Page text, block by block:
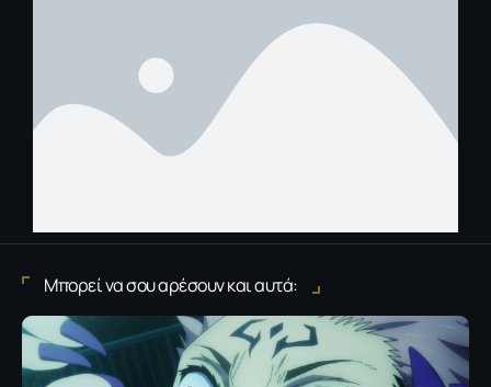
Μπορεί να σου αρέσουν και αυτά: